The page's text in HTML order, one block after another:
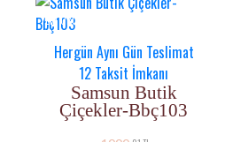
YENI ÜRÜN
Hergün Aynı Gün Teslimat
12 Taksit İmkanı
Samsun Butik
Çiçekler-Bbç103